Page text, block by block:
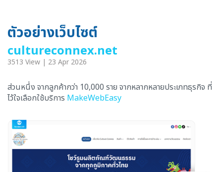
ตัวอย่างเว็บไซต์
cultureconnex.net
3513 View | 23 Apr 2026
ส่วนหนึ่ง จากลูกค้ากว่า 10,000 ราย จากหลากหลายประเภทธุรกิจ ที่
ไว้ใจเลือกใช้บริการ MakeWebEasy